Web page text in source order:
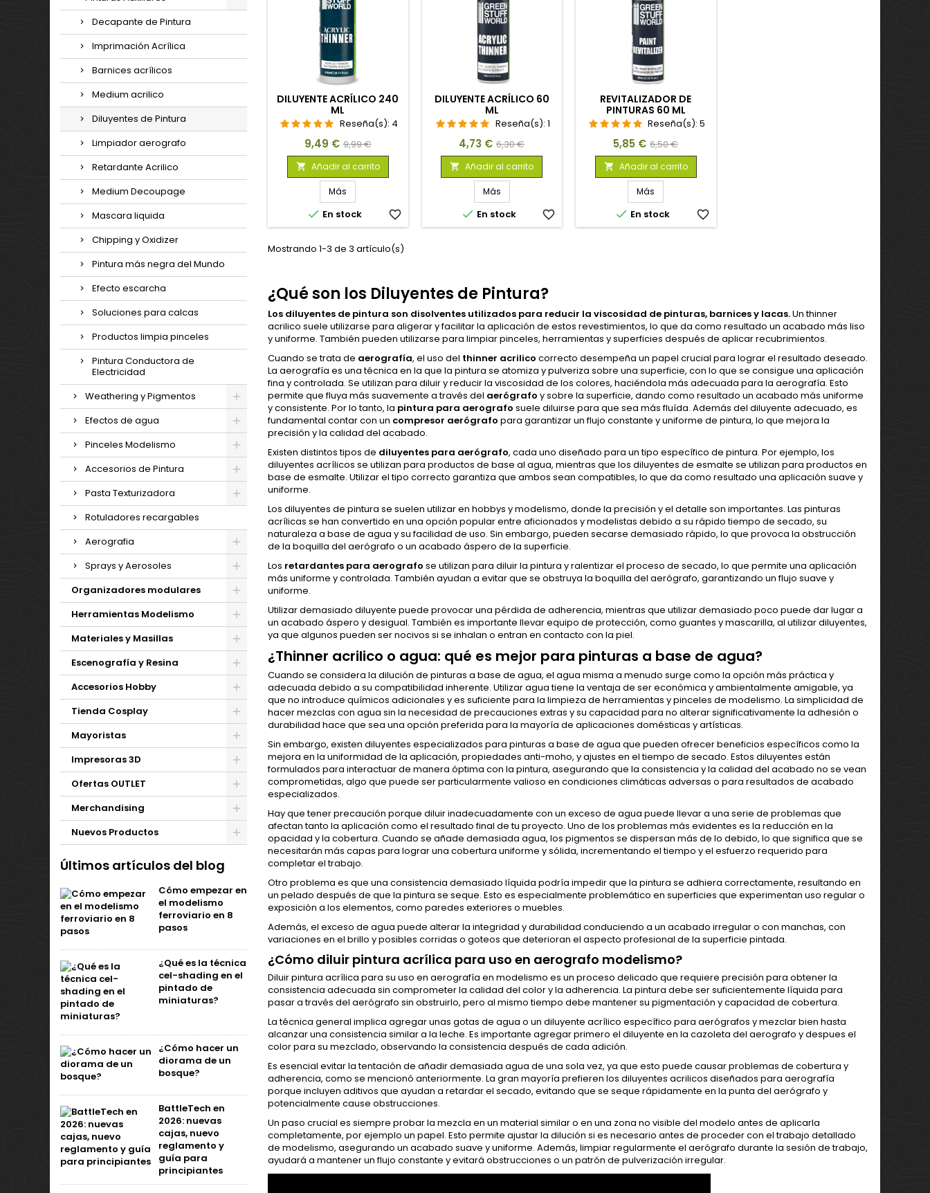
Decapante de Pintura
Imprimación Acrílica
Barnices acrílicos
Medium acrilico
Diluyentes de Pintura
Limpiador aerografo
Retardante Acrilico
Medium Decoupage
Mascara liquida
Chipping y Oxidizer
Pintura más negra del Mundo
Efecto escarcha
Soluciones para calcas
Productos limpia pinceles
Pintura Conductora de
Electricidad
Weathering y Pigmentos
Efectos de agua
Pinceles Modelismo
Accesorios de Pintura
Pasta Texturizadora
Rotuladores recargables
Aerografia
Sprays y Aerosoles
Organizadores modulares
Herramientas Modelismo
Materiales y Masillas
Escenografía y Resina
Accesorios Hobby
Tienda Cosplay
Mayoristas
Impresoras 3D
Ofertas OUTLET
Merchandising
Nuevos Productos
Últimos artículos del blog
Cómo empezar en
el modelismo
ferroviario en 8
pasos
¿Qué es la técnica
cel-shading en el
pintado de
miniaturas?
¿Cómo hacer un
diorama de un
bosque?
BattleTech en
2026: nuevas
cajas, nuevo
reglamento y
guía para
principiantes
DILUYENTE ACRÍLICO 240
ML
Reseña(s): 4
Precio
9,49 € Precio
base
9,99 €
 Añadir al carrito
Más
 En stock favorite_border
DILUYENTE ACRÍLICO 60
ML
Reseña(s): 1
Precio
4,73 € Precio
base
6,30 €
 Añadir al carrito
Más
 En stock favorite_border
REVITALIZADOR DE
PINTURAS 60 ML
Reseña(s):5
Precio
5,85 € Precio
base
6,50 €
 Añadir al carrito
Más
 En stock favorite_border
Mostrando 1-3 de 3 artículo(s)
¿Qué son los Diluyentes de Pintura?
Los diluyentes de pintura son disolventes utilizados para reducir la viscosidad de pinturas, barnices y lacas.Un thinner
acrilico suele utilizarse para aligerar y facilitar la aplicación de estos revestimientos, lo que da como resultado un acabado más liso
y uniforme. También pueden utilizarse para limpiar pinceles, herramientas y superficies después de aplicar recubrimientos.
Cuando se trata de aerografía, el uso del thinner acrilico correcto desempeña un papel crucial para lograr el resultado deseado.
La aerografía es una técnica en la que la pintura se atomiza y pulveriza sobre una superficie, con lo que se consigue una aplicación
fina y controlada. Se utilizan para diluir y reducir la viscosidad de los colores, haciéndola más adecuada para la aerografía. Esto
permite que fluya más suavemente a través del aerógrafo y sobre la superficie, dando como resultado un acabado más uniforme
y consistente. Por lo tanto, la pintura para aerografo suele diluirse para que sea más fluída. Además del diluyente adecuado, es
fundamental contar con un compresor aerógrafo para garantizar un flujo constante y uniforme de pintura, lo que mejora la
precisión y la calidad del acabado.
Existen distintos tipos de diluyentes para aerógrafo, cada uno diseñado para un tipo específico de pintura. Por ejemplo, los
diluyentes acrílicos se utilizan para productos de base al agua, mientras que los diluyentes de esmalte se utilizan para productos en
base de esmalte. Utilizar el tipo correcto garantiza que ambos sean compatibles, lo que da como resultado una aplicación suave y
uniforme.
Los diluyentes de pintura se suelen utilizar en hobbys y modelismo, donde la precisión y el detalle son importantes. Las pinturas
acrílicas se han convertido en una opción popular entre aficionados y modelistas debido a su rápido tiempo de secado, su
naturaleza a base de agua y su facilidad de uso. Sin embargo, pueden secarse demasiado rápido, lo que provoca la obstrucción
de la boquilla del aerógrafo o un acabado áspero de la superficie.
Los retardantes para aerografo se utilizan para diluir la pintura y ralentizar el proceso de secado, lo que permite una aplicación
más uniforme y controlada. También ayudan a evitar que se obstruya la boquilla del aerógrafo, garantizando un flujo suave y
uniforme.
Utilizar demasiado diluyente puede provocar una pérdida de adherencia, mientras que utilizar demasiado poco puede dar lugar a
un acabado áspero y desigual. También es importante llevar equipo de protección, como guantes y mascarilla, al utilizar diluyentes,
ya que algunos pueden ser nocivos si se inhalan o entran en contacto con la piel.
¿Thinner acrilico o agua: qué es mejor para pinturas a base de agua?
Cuando se considera la dilución de pinturas a base de agua, el agua misma a menudo surge como la opción más práctica y
adecuada debido a su compatibilidad inherente. Utilizar agua tiene la ventaja de ser económica y ambientalmente amigable, ya
que no introduce químicos adicionales y es suficiente para la limpieza de herramientas y pinceles de modelismo. La simplicidad de
hacer mezclas con agua sin la necesidad de precauciones extras y su capacidad para no alterar significativamente la adhesión o
durabilidad hace que sea una opción preferida para la mayoría de aplicaciones domésticas y artísticas.
Sin embargo, existen diluyentes especializados para pinturas a base de agua que pueden ofrecer beneficios específicos como la
mejora en la uniformidad de la aplicación, propiedades anti-moho, y ajustes en el tiempo de secado. Estos diluyentes están
formulados para interactuar de manera óptima con la pintura, asegurando que la consistencia y la calidad del acabado no se vean
comprometidas, algo que puede ser particularmente valioso en condiciones climáticas adversas o para resultados de acabado
especializados.
Hay que tener precaución porque diluir inadecuadamente con un exceso de agua puede llevar a una serie de problemas que
afectan tanto la aplicación como el resultado final de tu proyecto. Uno de los problemas más evidentes es la reducción en la
opacidad y la cobertura. Cuando se añade demasiada agua, los pigmentos se dispersan más de lo debido, lo que significa que se
necesitarán más capas para lograr una cobertura uniforme y sólida, incrementando el tiempo y el esfuerzo requerido para
completar el trabajo.
Otro problema es que una consistencia demasiado líquida podría impedir que la pintura se adhiera correctamente, resultando en
un pelado después de que la pintura se seque. Esto es especialmente problemático en superficies que experimentan uso regular o
exposición a los elementos, como paredes exteriores o muebles.
Además, el exceso de agua puede alterar la integridad y durabilidad conduciendo a un acabado irregular o con manchas, con
variaciones en el brillo y posibles corridas o goteos que deterioran el aspecto profesional de la superficie pintada.
¿Cómo diluir pintura acrílica para uso en aerografo modelismo?
Diluir pintura acrílica para su uso en aerografía en modelismo es un proceso delicado que requiere precisión para obtener la
consistencia adecuada sin comprometer la calidad del color y la adherencia. La pintura debe ser suficientemente líquida para
pasar a través del aerógrafo sin obstruirlo, pero al mismo tiempo debe mantener su pigmentación y capacidad de cobertura.
La técnica general implica agregar unas gotas de agua o un diluyente acrílico específico para aerógrafos y mezclar bien hasta
alcanzar una consistencia similar a la leche. Es importante agregar primero el diluyente en la cazoleta del aerografo y despues el
color para su mezclado, observando la consistencia después de cada adición.
Es esencial evitar la tentación de añadir demasiada agua de una sola vez, ya que esto puede causar problemas de cobertura y
adherencia, como se mencionó anteriormente. La gran mayoría prefieren los diluyentes acrilicos diseñados para aerografía
porque incluyen aditivos que ayudan a retardar el secado, evitando que se seque rápidamente en la punta del aerógrafo y
potencialmente cause obstrucciones.
Un paso crucial es siempre probar la mezcla en un material similar o en una zona no visible del modelo antes de aplicarla
completamente, por ejemplo un papel. Esto permite ajustar la dilución si es necesario antes de proceder con el trabajo detallado
de modelismo, asegurando un acabado suave y uniforme. Además, limpiar regularmente el aerógrafo durante la sesión de trabajo,
ayudará a mantener un flujo constante y evitará obstrucciones o un patrón de pulverización irregular.